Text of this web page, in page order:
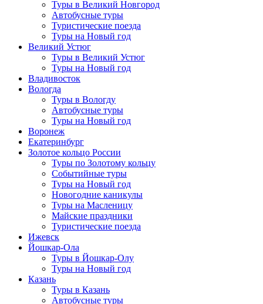
Туры в Великий Новгород
Автобусные туры
Туристические поезда
Туры на Новый год
Великий Устюг
Туры в Великий Устюг
Туры на Новый год
Владивосток
Вологда
Туры в Вологду
Автобусные туры
Туры на Новый год
Воронеж
Екатеринбург
Золотое кольцо России
Туры по Золотому кольцу
Событийные туры
Туры на Новый год
Новогодние каникулы
Туры на Масленицу
Майские праздники
Туристические поезда
Ижевск
Йошкар-Ола
Туры в Йошкар-Олу
Туры на Новый год
Казань
Туры в Казань
Автобусные туры